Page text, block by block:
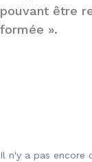
pouvant être
formée ».
Il n'y a pas encore